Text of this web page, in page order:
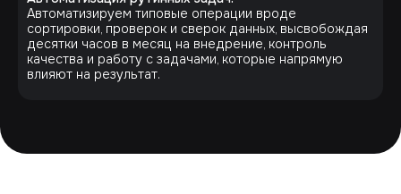
Автоматизируем типовые операции вроде
сортировки, проверок и сверок данных, высвобождая
десятки часов в месяц на внедрение, контроль
качества и работу с задачами, которые напрямую
влияют на результат.